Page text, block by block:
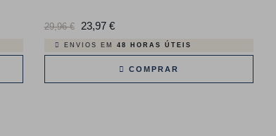
Preço
normal
29,96 € 23,97 €Preço
ENVIOS EM 48 HORAS ÚTEIS
COMPRAR